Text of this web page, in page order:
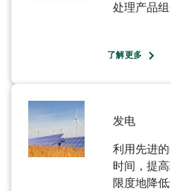
处理产品组
了解更多
发电​
利用先进
时间，提
限度地降低